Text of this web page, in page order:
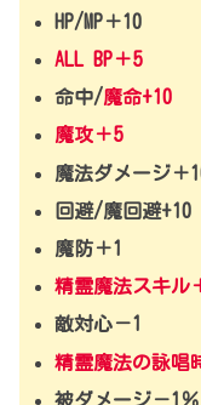
HP/MP＋10
ALL BP＋5
命中/魔命+10
魔攻＋5
魔法ダメージ＋
回避/魔回避+10
魔防＋1
精霊魔法スキル
敵対心－1
精霊魔法の詠唱
被ダメージ－1％